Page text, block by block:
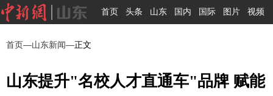
首页 头条 山东 国内 国际 图片 视频
首页—山东新闻—正文
山东提升"名校人才直通车"品牌 赋能